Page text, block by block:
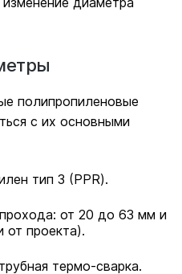
полипропиленовые
с их основными
тип 3 (PPR).
от 20 до 63 мм и
от проекта).
термо-сварка.